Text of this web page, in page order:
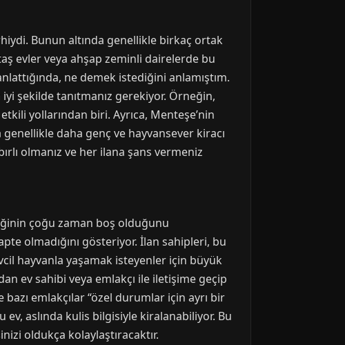
Bunun altında genellikle birkaç ortak
evler veya ahşap zeminli dairelerde bu
ne demek istediğini anlamıştım.
şekilde tanıtmanız gerekiyor. Örneğin,
yollarından biri. Ayrıca, Menteşe’nin
daha genç ve hayvansever kiracı
olmanız ve her ilana şans vermeniz
çoğu zaman boş olduğunu
olmadığını gösteriyor. İlan sahipleri, bu
hayvanla yaşamak isteyenler için büyük
ev sahibi veya emlakçı ile iletişime geçip
emlakçılar “özel durumlar için ayrı bir
aslında kulis bilgisiyle kiralanabiliyor. Bu
oldukça kolaylaştıracaktır.